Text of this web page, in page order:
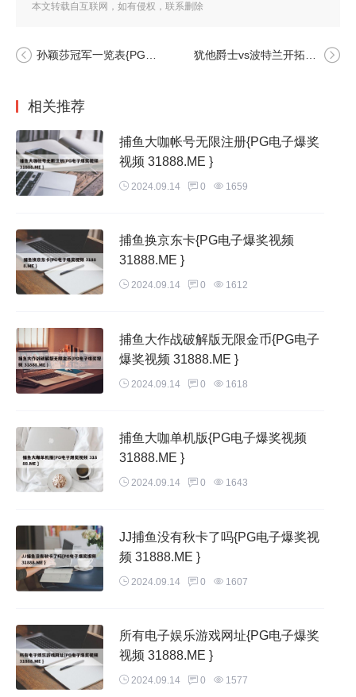
中国未来发展的十大行业包括： 人工智能：这一领域正逐步
手臂。人工智能能够节省成本、24小时不间断工作，并且不会
着人口老龄化和健康意识的提高，大健康行业的发展前景广
阔。
1、水利专业 水利专业毕业生就业目前不大理想，各专业冷热
不均。但水利事业的发展前景十分好，随着三峡工程等一批大
的水利工程上马，水利及其相关的一些专业需求量明显增加。
由于水利与电力、环保等部门的联系比较紧密，因此也有很多
2、最吃香的十大专业是：大数据专业、人工智能专业、医学
类专业、金融专业、教育专业、环境工程专业、电气工程及自
3、计算机科学与技术专业 计算机科学与技术专业就业前景广
阔，工资待遇也不错。计算机科学与技术专业毕业能够在网络
设计和系统集成等工作。
4、计算机科学与技术是当下的热门专业之一，备受广大学子
大，起薪高，是考公务员的热门专业之一。
5、网络与新媒体专业的就业前景很好，毕业生社会需求大，
就业面广，可在各类门户网站、传媒商业网站、党政部门网
本文转载自互联网，如有侵权，联系删除
孙颖莎冠军一览表{PG电子爆奖视频 31888.ME } 犹他爵士vs波特兰开拓者分析预测{PG电子爆奖视频 31888.ME }
相关推荐
捕鱼大咖帐号无限注册{PG电子爆奖
视频 31888.ME }
2024.09.14 0 1659
捕鱼换京东卡{PG电子爆奖视频
31888.ME }
2024.09.14 0 1612
捕鱼大作战破解版无限金币{PG电子
爆奖视频 31888.ME }
2024.09.14 0 1618
捕鱼大咖单机版{PG电子爆奖视频
31888.ME }
2024.09.14 0 1643
JJ捕鱼没有秋卡了吗{PG电子爆奖视
频 31888.ME }
2024.09.14 0 1607
所有电子娱乐游戏网址{PG电子爆奖
视频 31888.ME }
2024.09.14 0 1577